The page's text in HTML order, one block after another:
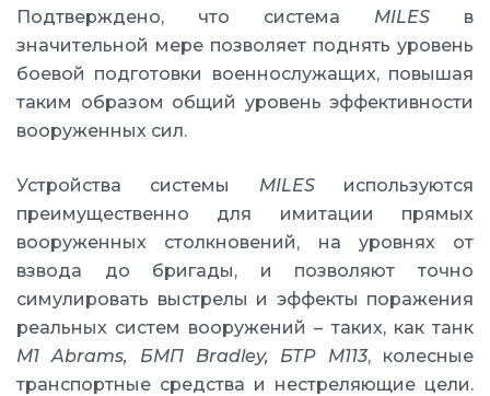
Подтверждено, что система MILES в
значительной мере позволяет поднять уровень
боевой подготовки военнослужащих, повышая
таким образом общий уровень эффективности
вооруженных сил.
Устройства системы MILESиспользуются
преимущественно для имитации прямых
вооруженных столкновений, на уровнях от
взвода до бригады, и позволяют точно
симулировать выстрелы и эффекты поражения
реальных систем вооружений – таких, как танк
M1 Abrams, БМП Bradley, БТР M113, колесные
транспортные средства и нестреляющие цели.